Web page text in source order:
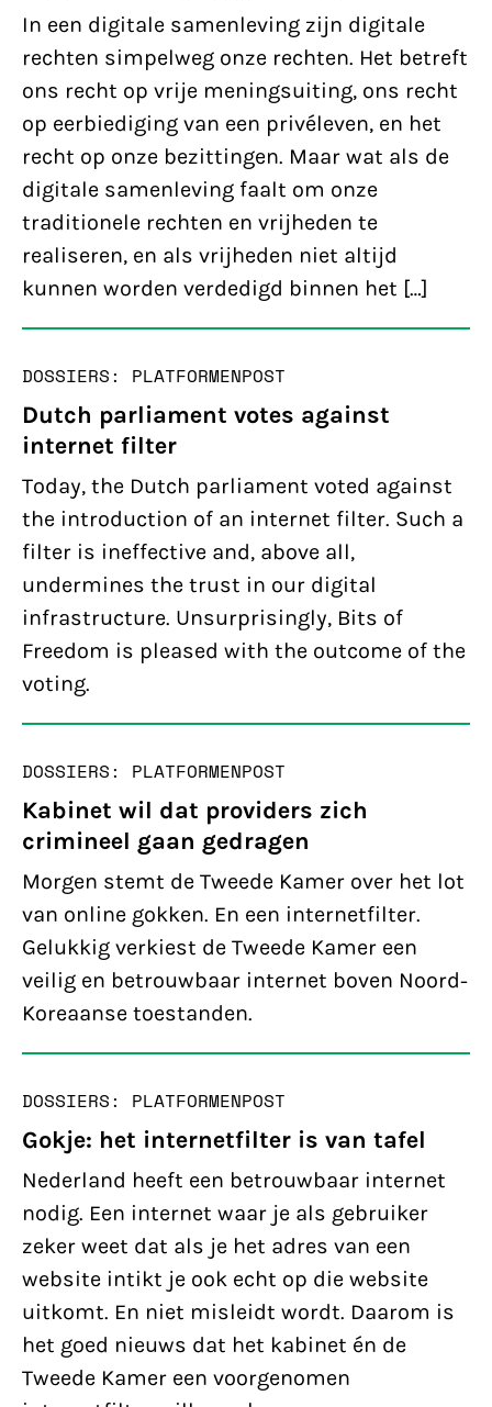
In een digitale samenleving zijn digitale
rechten simpelweg onze rechten. Het betreft
ons recht op vrije meningsuiting, ons recht
op eerbiediging van een privéleven, en het
recht op onze bezittingen. Maar wat als de
digitale samenleving faalt om onze
traditionele rechten en vrijheden te
realiseren, en als vrijheden niet altijd
kunnen worden verdedigd binnen het […]
DOSSIERS: PLATFORMENPOST
Dutch parliament votes against
internet filter
Today, the Dutch parliament voted against
the introduction of an internet filter. Such a
filter is ineffective and, above all,
undermines the trust in our digital
infrastructure. Unsurprisingly, Bits of
Freedom is pleased with the outcome of the
voting.
DOSSIERS: PLATFORMENPOST
Kabinet wil dat providers zich
crimineel gaan gedragen
Morgen stemt de Tweede Kamer over het lot
van online gokken. En een internetfilter.
Gelukkig verkiest de Tweede Kamer een
veilig en betrouwbaar internet boven Noord-
Koreaanse toestanden.
DOSSIERS: PLATFORMENPOST
Gokje: het internetfilter is van tafel
Nederland heeft een betrouwbaar internet
nodig. Een internet waar je als gebruiker
zeker weet dat als je het adres van een
website intikt je ook echt op die website
uitkomt. En niet misleidt wordt. Daarom is
het goed nieuws dat het kabinet én de
Tweede Kamer een voorgenomen